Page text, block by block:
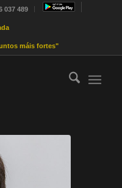
037 489
máis fortes"